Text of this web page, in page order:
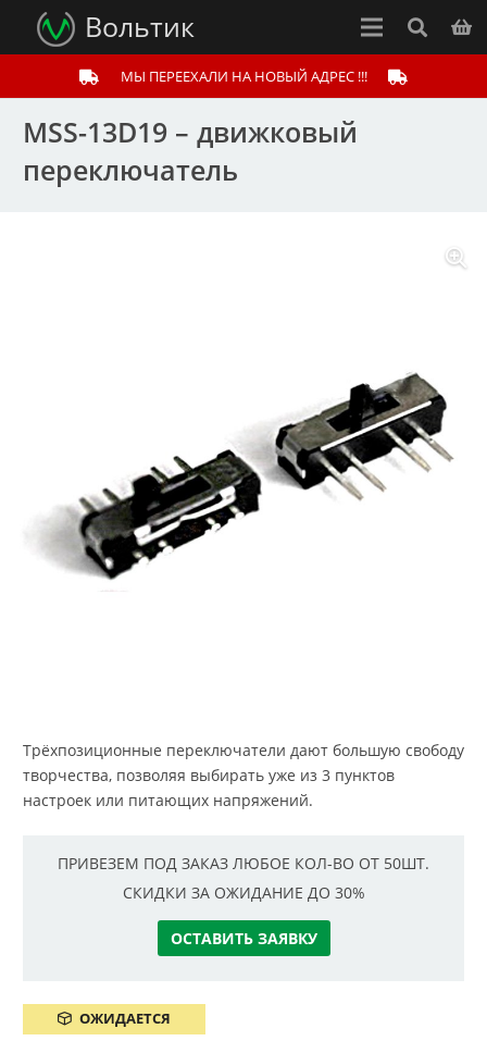
Вольтик
МЫ ПЕРЕЕХАЛИ НА НОВЫЙ АДРЕС !!!
MSS-13D19 – движковый
переключатель
Трёхпозиционные переключатели дают большую свободу
творчества, позволяя выбирать уже из 3 пунктов
настроек или питающих напряжений.
ПРИВЕЗЕМ ПОД ЗАКАЗ ЛЮБОЕ КОЛ-ВО ОТ 50ШТ.
СКИДКИ ЗА ОЖИДАНИЕ ДО 30%
ОСТАВИТЬ ЗАЯВКУ
ОЖИДАЕТСЯ